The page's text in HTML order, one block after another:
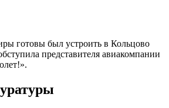
готовы был устроить в Кольцово
представителя авиакомпании